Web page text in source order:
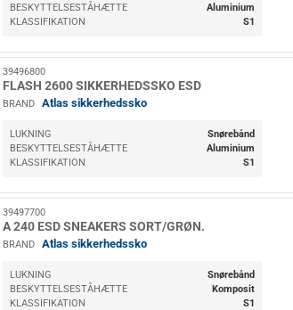
BESKYTTELSESTÅHÆTTE
Aluminium
KLASSIFIKATION
S1
39496800
FLASH 2600 SIKKERHEDSSKO ESD
BRAND Atlas sikkerhedssko
LUKNING
Snørebånd
BESKYTTELSESTÅHÆTTE
Aluminium
KLASSIFIKATION
S1
39497700
A 240 ESD SNEAKERS SORT/GRØN.
BRAND Atlas sikkerhedssko
LUKNING
Snørebånd
BESKYTTELSESTÅHÆTTE
Komposit
KLASSIFIKATION
S1